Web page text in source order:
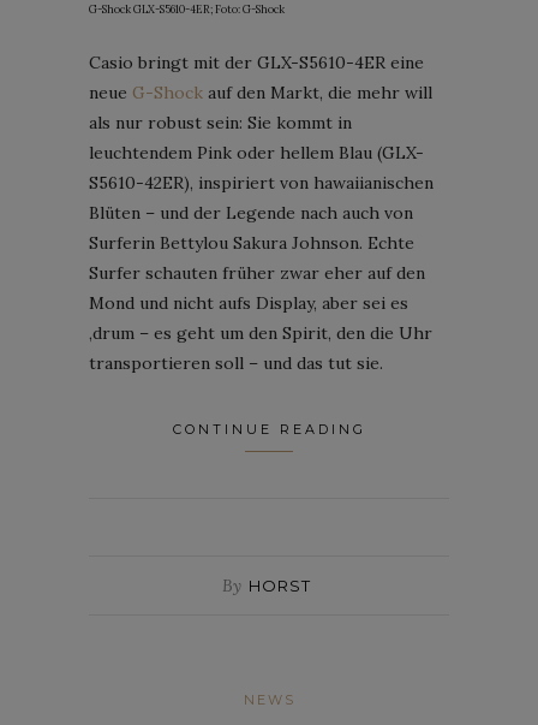
G-Shock GLX-S5610-4ER; Foto: G-Shock
Casio bringt mit der GLX-S5610-4ER eine
neue G-Shock auf den Markt, die mehr will
als nur robust sein: Sie kommt in
leuchtendem Pink oder hellem Blau (GLX-
S5610-42ER), inspiriert von hawaiianischen
Blüten – und der Legende nach auch von
Surferin Bettylou Sakura Johnson. Echte
Surfer schauten früher zwar eher auf den
Mond und nicht aufs Display, aber sei es
‚drum – es geht um den Spirit, den die Uhr
transportieren soll – und das tut sie.
CONTINUE READING
By HORST
NEWS